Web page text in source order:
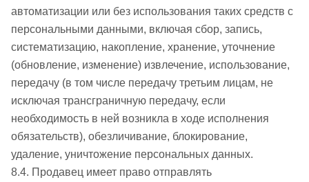
автоматизации или без использования таких средств с
персональными данными, включая сбор, запись,
систематизацию, накопление, хранение, уточнение
(обновление, изменение) извлечение, использование,
передачу (в том числе передачу третьим лицам, не
исключая трансграничную передачу, если
необходимость в ней возникла в ходе исполнения
обязательств), обезличивание, блокирование,
удаление, уничтожение персональных данных.
8.4. Продавец имеет право отправлять